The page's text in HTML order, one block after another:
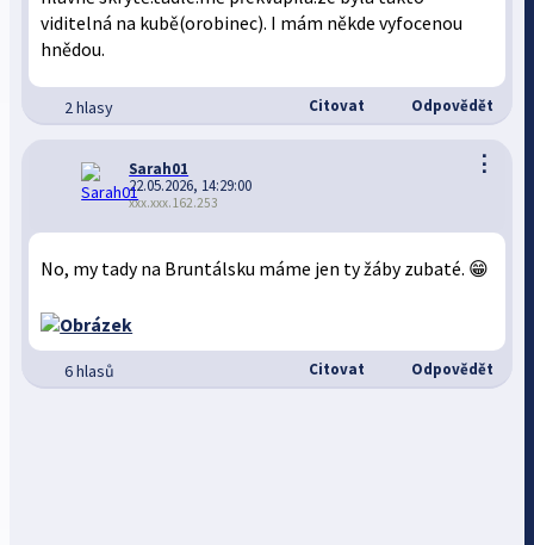
viditelná na kubě(orobinec). I mám někde vyfocenou
hnědou.
2 hlasy Citovat Odpovědět
⋮
Sarah01
22.05.2026, 14:29:00
xxx.xxx.162.253
No, my tady na Bruntálsku máme jen ty žáby zubaté. 😁
6 hlasů Citovat Odpovědět